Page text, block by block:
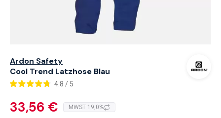
Ardon Safety
Cool Trend Latzhose Blau
4.8 / 5
33,56 € MWST 19,0%